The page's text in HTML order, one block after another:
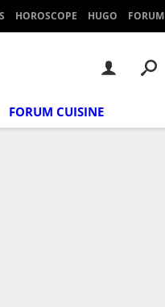
HOROSCOPE HUGO FORUM
FORUM CUISINE